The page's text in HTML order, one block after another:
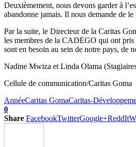
Deuxièmement, nous devons garder à
abandonne jamais. Il nous demande de
Par la suite, le Directeur de la Caritas
les membres de la CADEGO qui ont pris
sont en besoin au sein de notre pays, de
Nadine Mwiza et Linda Olama
Cellule de communication/Caritas Goma
AnnéeCaritas GomaCaritas-
0
Share FacebookTwitterGoogle+ReddIt